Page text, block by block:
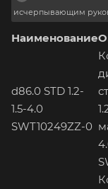
исчерпывающим
Наименование
d86.0 STD 1.2-
1.5-4.0
SWT10249ZZ-0